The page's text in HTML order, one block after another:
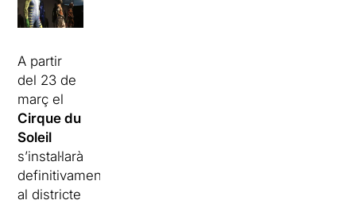
A partir
del 23 de
març el
Cirque du
Soleil
s’instal·larà
definitivament
al districte